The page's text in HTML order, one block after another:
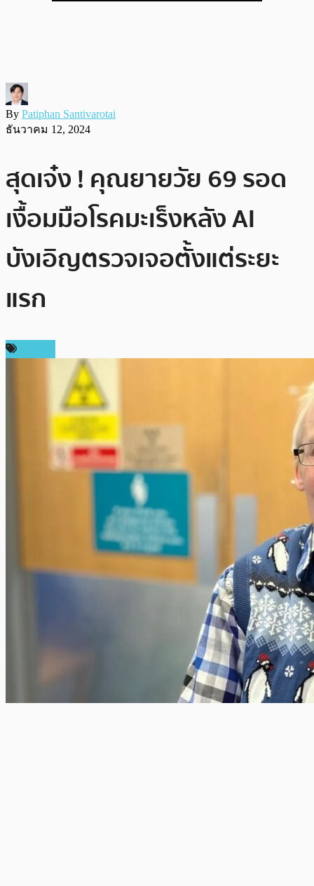
By Patiphan Santivarotai
ธันวาคม 12, 2024
สุดเจ๋ง ! คุณยายวัย 69 รอด
เงื้อมมือโรคมะเร็งหลัง AI
บังเอิญตรวจเจอตั้งแต่ระยะ
แรก